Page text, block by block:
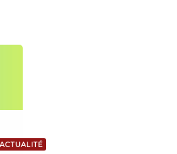
ACTUALITÉ